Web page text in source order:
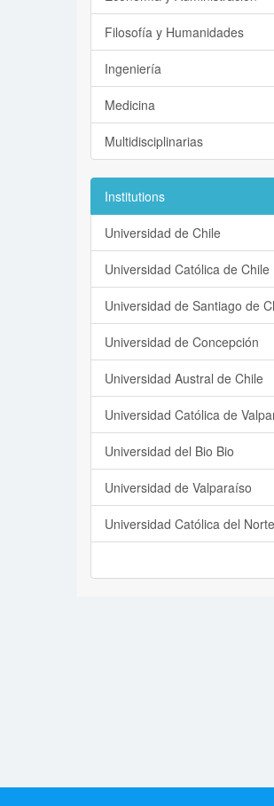
Filosofía y Humanidades
Ingeniería
Medicina
Multidisciplinarias
Institutions
Universidad de Chile
Universidad Católica de Chile
Universidad de Santiago de
Universidad de Concepción
Universidad Austral de Chile
Universidad Católica de
Universidad del Bio Bio
Universidad de Valparaíso
Universidad Católica del Norte